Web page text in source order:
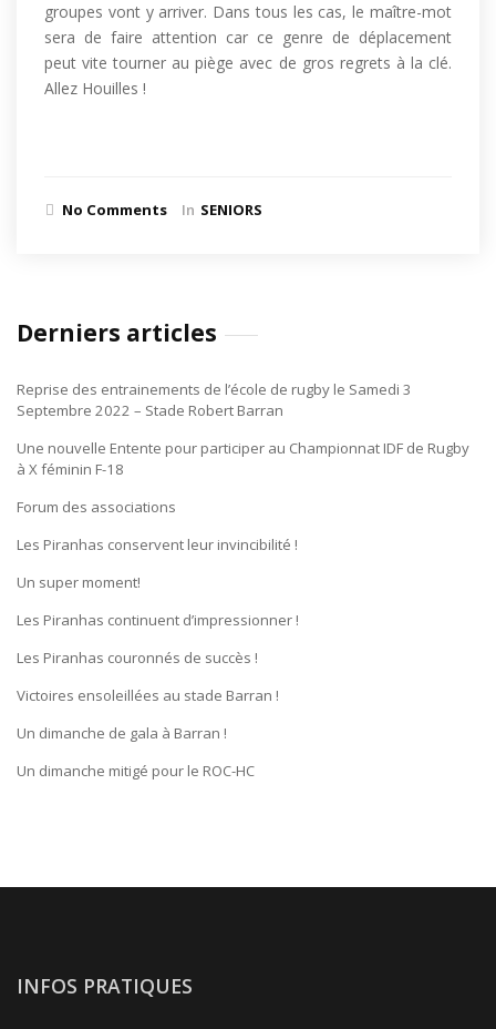
groupes vont y arriver. Dans tous les cas, le maître-mot
sera de faire attention car ce genre de déplacement
peut vite tourner au piège avec de gros regrets à la clé.
Allez Houilles !
No Comments In SENIORS
Derniers articles
Reprise des entrainements de l’école de rugby le Samedi 3
Septembre 2022 – Stade Robert Barran
Une nouvelle Entente pour participer au Championnat IDF de Rugby
à X féminin F-18
Forum des associations
Les Piranhas conservent leur invincibilité !
Un super moment!
Les Piranhas continuent d’impressionner !
Les Piranhas couronnés de succès !
Victoires ensoleillées au stade Barran !
Un dimanche de gala à Barran !
Un dimanche mitigé pour le ROC-HC
INFOS PRATIQUES